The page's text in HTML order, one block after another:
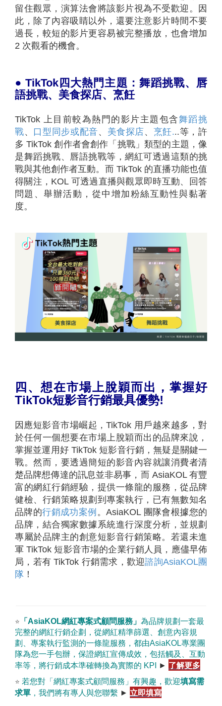
留住觀眾，演算法會將該影片視為不受歡迎。因
此，除了內容吸睛以外，還要注意影片時間不要
過長，較短的影片更容易被完整播放，也會增加
2 次觀看的機會。
●TikTok 四大熱門主題：舞蹈挑戰、唇
語挑戰、美食探店、烹飪
TikTok 上目前較為熱門的影片主題包含 舞蹈挑
戰、 口型同步或配音、 美食探店、 烹飪...等，許
多 TikTok 創作者會創作「挑戰」類型的主題，像
是舞蹈挑戰、唇語挑戰等，網紅可透過這類的挑
戰與其他創作者互動。而 TikTok 的直播功能也值
得關注，KOL 可透過直播與觀眾即時互動、回答
問題、舉辦活動，從中增加粉絲互動性與黏著
度。
四、想在市場上脫穎而出，掌握好
TikTok短影音行銷最具優勢!
因應短影音市場崛起，TikTok 用戶越來越多，對
於任何一個想要在市場上脫穎而出的品牌來說，
掌握並運用好 TikTok 短影音行銷，無疑是關鍵一
戰。然而，要透過簡短的影音內容就讓消費者清
楚品牌想傳達的訊息並非易事，而 AsiaKOL 有豐
富的網紅行銷經驗，提供一條龍的服務，從品牌
健檢、行銷策略規劃到專案執行，已有無數知名
品牌的行銷成功案例 。AsiaKOL 團隊會根據您的
品牌，結合獨家數據系統進行深度分析，並規劃
專屬於品牌主的創意短影音行銷策略。若還未進
軍 TikTok 短影音市場的企業行銷人員，應儘早佈
局，若有 TikTok 行銷需求，歡迎諮詢AsiaKOL團
隊 ！
⭐ 「AsiaKOL網紅專案式顧問服務」 為品牌規劃一套最
完整的網紅行銷企劃，從網紅精準篩選、創意內容規
劃、專案執行監測的一條龍服務，都由AsiaKOL專業團
隊為您一手包辦，保證網紅宣傳成效，包括觸及、互動
率等，將行銷成本準確轉換為實際的 KPI
► 了解更多
⭐ 若您對「網紅專案式顧問服務」有興趣，歡迎填寫需
求單 ，我們將有專人與您聯繫 ► 立即填寫